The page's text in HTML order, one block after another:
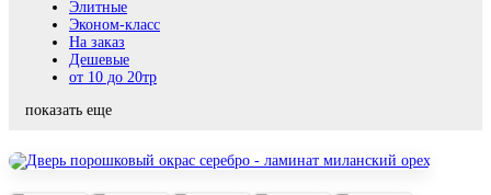
Элитные
Эконом-класс
На заказ
Дешевые
от 10 до 20тр
показать еще